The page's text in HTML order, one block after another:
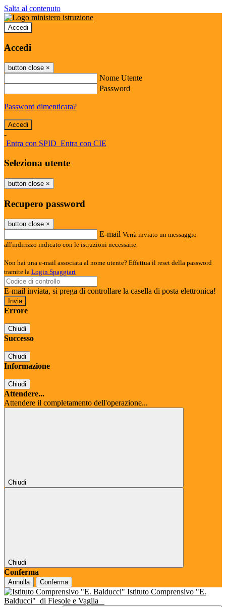
Salta al contenuto
Accedi
Accedi
button close ×
Nome Utente
Password
Password dimenticata?
-
Entra con SPID Entra con CIE
Seleziona utente
button close ×
Recupero password
button close ×
E-mail Verrà inviato un messaggio
all'indirizzo indicato con le istruzioni necessarie.
Non hai una e-mail associata al nome utente? Effettua il reset della password
tramite la Login Spaggiari
E-mail inviata, si prega di controllare la casella di posta elettronica!
Errore
Chiudi
Successo
Chiudi
Informazione
Chiudi
Attendere...
Attendere il completamento dell'operazione...
Chiudi
Chiudi
Conferma
Annulla Conferma
Istituto Comprensivo "E.
Balducci" di Fiesole e Vaglia